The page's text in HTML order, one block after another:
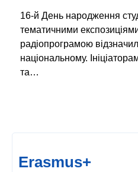
16-й День народження
тематичними
радіопрограмою
національному.
та…
Erasmus+